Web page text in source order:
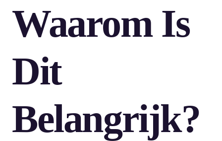
Waarom Is
Dit
Belangrijk?